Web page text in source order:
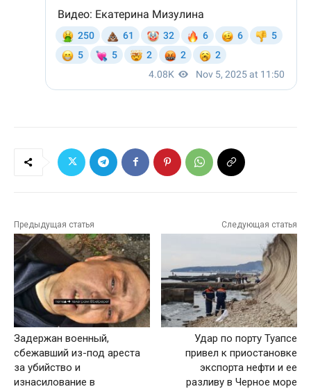
Предыдущая статья
Задержан военный,
сбежавший из-под ареста
за убийство и
изнасилование в
Следующая статья
Удар по порту Туапсе
привел к приостановке
экспорта нефти и ее
разливу в Черное море